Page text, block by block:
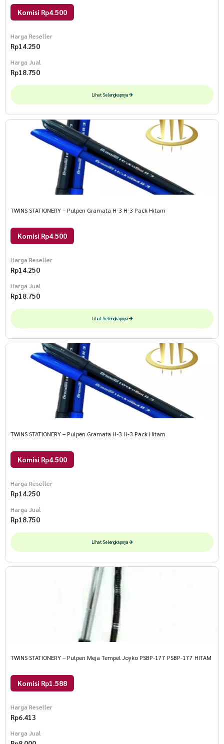
Komisi Rp4.500
Harga Reseller
Rp14.250
Harga Jual
Rp18.750
Lihat Selengkapnya
TWINS STATIONERY – Pulpen Gramata H-3 H-3 Pack Hitam
Komisi Rp4.500
Harga Reseller
Rp14.250
Harga Jual
Rp18.750
Lihat Selengkapnya
TWINS STATIONERY – Pulpen Gramata H-3 H-3 Pack Hitam
Komisi Rp4.500
Harga Reseller
Rp14.250
Harga Jual
Rp18.750
Lihat Selengkapnya
TWINS STATIONERY – Pulpen Meja Tempel Joyko PSBP-177 PSBP-177 HITAM
Komisi Rp1.588
Harga Reseller
Rp6.413
Harga Jual